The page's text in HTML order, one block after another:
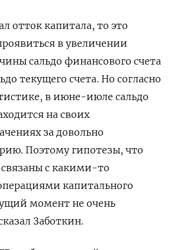
отток капитала, то это
в увеличении
сальдо финансового счета
текущего счета. Но согласно
в июне-июле сальдо
на своих
за довольно
Поэтому гипотезы, что
с какими-то
капитального
момент не очень
Заботкин.